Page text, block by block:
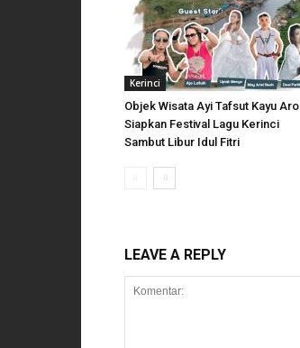
Kerinci
Objek Wisata Ayi Tafsut Kayu Aro
Siapkan Festival Lagu Kerinci
Sambut Libur Idul Fitri
LEAVE A REPLY